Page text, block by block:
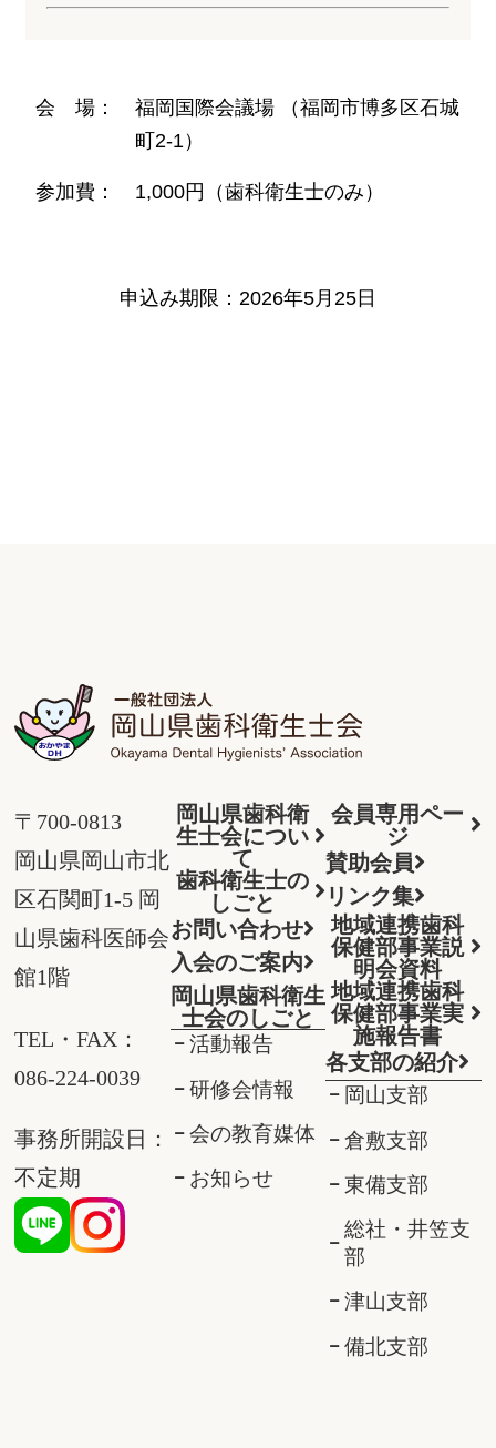
会 場：
福岡国際会議場 （福岡市博多区⽯城
町2-1）
参加費： 1,000円（歯科衛生士のみ）
申込み期限：2026年5月25日
〒700-0813
岡山県岡山市北
区石関町1-5 岡
山県歯科医師会
館1階
TEL・FAX：
086-224-0039
事務所開設日：
不定期
岡山県歯科衛
生士会につい
て
歯科衛生士の
しごと
お問い合わせ
入会のご案内
岡山県歯科衛生
士会のしごと
活動報告
研修会情報
会の教育媒体
お知らせ
会員専用ペー
ジ
賛助会員
リンク集
地域連携歯科
保健部事業説
明会資料
地域連携歯科
保健部事業実
施報告書
各支部の紹介
岡山支部
倉敷支部
東備支部
総社・井笠支
部
津山支部
備北支部